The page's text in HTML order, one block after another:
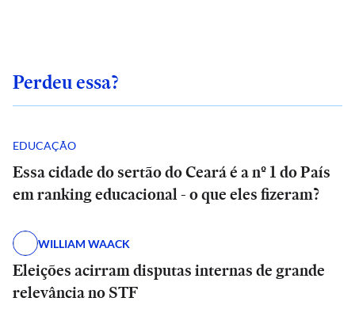
Perdeu essa?
EDUCAÇÃO
Essa cidade do sertão do Ceará é a nº 1 do País
em ranking educacional - o que eles fizeram?
WILLIAM WAACK
Eleições acirram disputas internas de grande
relevância no STF